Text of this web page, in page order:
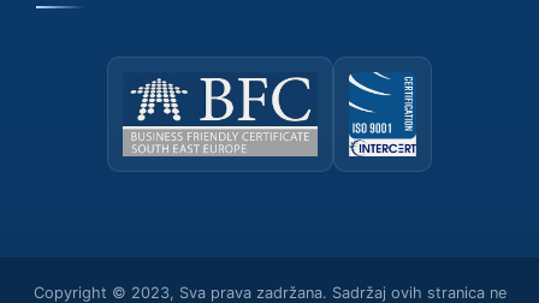
Copyright © 2023, Sva prava zadržana. Sadržaj ovih stranica ne